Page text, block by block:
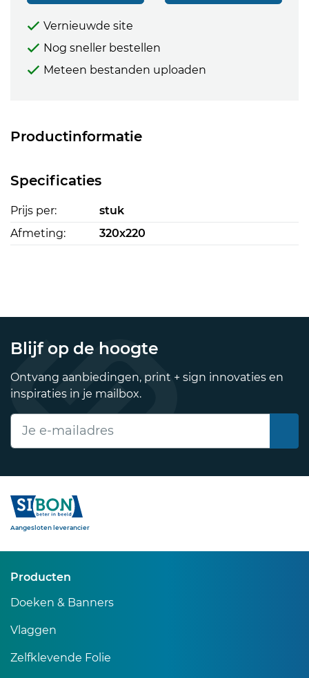
Productinformatie
Specificaties
Prijs per:
stuk
Afmeting:
320x220
Vernieuwde site
Nog sneller bestellen
Meteen bestanden uploaden
Blijf op de hoogte
Ontvang aanbiedingen, print + sign innovaties en
inspiraties in je mailbox.
E-mailadres
Sibon
Aangesloten leverancier
Producten
Doeken & Banners
Vlaggen
Zelfklevende Folie